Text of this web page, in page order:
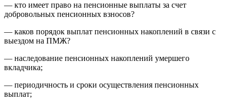
— кто имеет право на пенсионные выплаты за счет
добровольных пенсионных взносов?
— каков порядок выплат пенсионных накоплений в связи с
выездом на ПМЖ?
— наследование пенсионных накоплений умершего
вкладчика;
— периодичность и сроки осуществления пенсионных
выплат;